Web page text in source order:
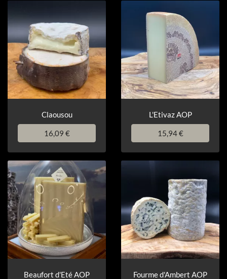
Claousou
16,09 €
L'Etivaz AOP
15,94 €
Beaufort d'Eté AOP Fourme d'Ambert AOP